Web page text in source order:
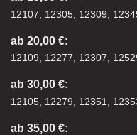
12107, 12305, 12309,
ab 20,00 €:
12109, 12277, 12307,
ab 30,00 €:
12105, 12279, 12351,
ab 35,00 €: